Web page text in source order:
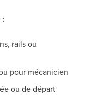
:
rails ou
pour mécanicien
ou de départ